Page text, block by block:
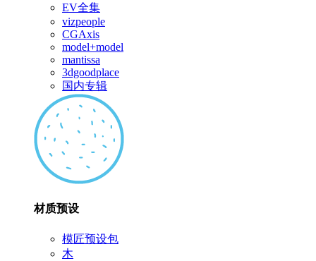
EV全集
vizpeople
CGAxis
model+model
mantissa
3dgoodplace
国内专辑
材质预设
模匠预设包
木